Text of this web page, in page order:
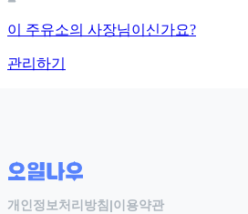
이 주유소의 사장님이신가요?
관리하기
개인정보처리방침 |이용약관